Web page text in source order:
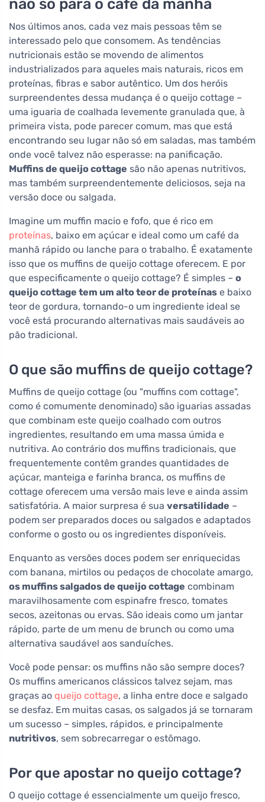
não só para o café da manhã
Nos últimos anos, cada vez mais pessoas têm se
interessado pelo que consomem. As tendências
nutricionais estão se movendo de alimentos
industrializados para aqueles mais naturais, ricos em
proteínas, fibras e sabor autêntico. Um dos heróis
surpreendentes dessa mudança é o queijo cottage –
uma iguaria de coalhada levemente granulada que, à
primeira vista, pode parecer comum, mas que está
encontrando seu lugar não só em saladas, mas também
onde você talvez não esperasse: na panificação.
Muffins de queijo cottage são não apenas nutritivos,
mas também surpreendentemente deliciosos, seja na
versão doce ou salgada.
Imagine um muffin macio e fofo, que é rico em
proteínas, baixo em açúcar e ideal como um café da
manhã rápido ou lanche para o trabalho. É exatamente
isso que os muffins de queijo cottage oferecem. E por
que especificamente o queijo cottage? É simples – o
queijo cottage tem um alto teor de proteínas e baixo
teor de gordura, tornando-o um ingrediente ideal se
você está procurando alternativas mais saudáveis ao
pão tradicional.
O que são muffins de queijo cottage?
Muffins de queijo cottage (ou "muffins com cottage",
como é comumente denominado) são iguarias assadas
que combinam este queijo coalhado com outros
ingredientes, resultando em uma massa úmida e
nutritiva. Ao contrário dos muffins tradicionais, que
frequentemente contêm grandes quantidades de
açúcar, manteiga e farinha branca, os muffins de
cottage oferecem uma versão mais leve e ainda assim
satisfatória. A maior surpresa é sua versatilidade –
podem ser preparados doces ou salgados e adaptados
conforme o gosto ou os ingredientes disponíveis.
Enquanto as versões doces podem ser enriquecidas
com banana, mirtilos ou pedaços de chocolate amargo,
os muffins salgados de queijo cottage combinam
maravilhosamente com espinafre fresco, tomates
secos, azeitonas ou ervas. São ideais como um jantar
rápido, parte de um menu de brunch ou como uma
alternativa saudável aos sanduíches.
Você pode pensar: os muffins não são sempre doces?
Os muffins americanos clássicos talvez sejam, mas
graças ao queijo cottage, a linha entre doce e salgado
se desfaz. Em muitas casas, os salgados já se tornaram
um sucesso – simples, rápidos, e principalmente
nutritivos, sem sobrecarregar o estômago.
Por que apostar no queijo cottage?
O queijo cottage é essencialmente um queijo fresco,